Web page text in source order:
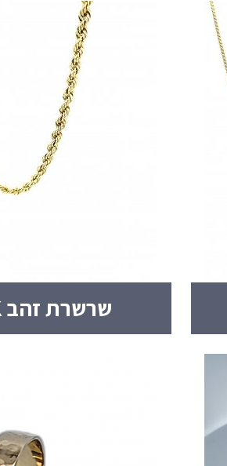
שרשרת זהב 14K חבל